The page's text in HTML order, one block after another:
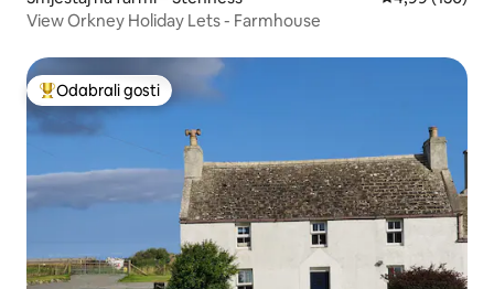
View Orkney Holiday Lets - Farmhouse
Među najviše rangiranima s oznakom „Odabrali gosti”
Odabrali gosti